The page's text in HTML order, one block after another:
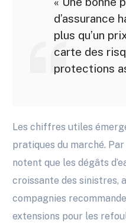
d’assurance
plus qu’un
carte des
protections
Les chiffres utiles
pratiques du marché.
notent que les dégâts
croissante des sinistres,
compagnies
extensions pour les